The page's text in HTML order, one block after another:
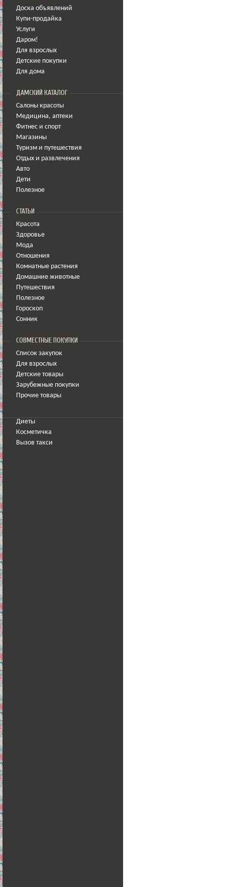
Доска объявлений
Купи-продайка
Услуги
Даром!
Для взрослых
Детские покупки
Для дома
ДАМСКИЙ КАТАЛОГ
Салоны красоты
Медицина, аптеки
Фитнес и спорт
Магазины
Туризм и путешествия
Отдых и развлечения
Авто
Дети
Полезное
СТАТЬИ
Красота
Здоровье
Мода
Отношения
Комнатные растения
Домашние животные
Путешествия
Полезное
Гороскоп
Сонник
СОВМЕСТНЫЕ ПОКУПКИ
Список закупок
Для взрослых
Детские товары
Зарубежные покупки
Прочие товары
Диеты
Косметичка
Вызов такси